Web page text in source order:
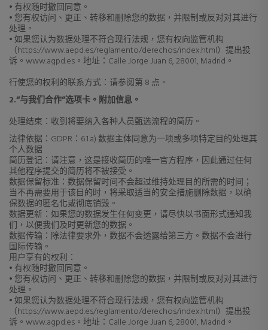
• 有权随时撤回同意。
• 您有权访问、更正、转移和删除您的数据，并限制或反对对其进行
处理。
• 如果您认为数据处理不符合现行法规，您有权向监管机构
（https://www.aepd.es/reglamento/derechos/index.html）提出投
诉。www.agpd.es。地址：Calle Jorge Juan 6, 28001, Madrid。
行使您的权利的联系方式：请参阅第 8 点。
2.“与我们合作”选项卡。附加信息。
处理结束：收到将要纳入各种人员甄选流程的简历。
法律依据：GDPR：6.1.a) 数据主体同意为一项或多项特定目的处理其
个人数据
简历登记：请注意，这是接收简历的唯一官方程序，因此通过任何
其他程序提交的简历将不被接受。
数据保留标准：数据保留时间不会超过维持处理目的所需的时间；
当不再需要用于该目的时，将采取适当的安全措施删除数据，以确
保数据的匿名化或彻底销毁。
数据更新：如果您的数据发生任何变更，请尽快以书面形式通知我
们，以便我们及时更新您的数据。
数据传输：除法律要求外，数据不会透露给第三方。数据不会进行
国际传输。
用户享有的权利：
• 有权随时撤回同意。
• 您有权访问、更正、转移和删除您的数据，并限制或反对对其进行
处理。
• 如果您认为数据处理不符合现行法规，您有权向监管机构
（https://www.aepd.es/reglamento/derechos/index.html）提出投
诉。www.agpd.es。地址：Calle Jorge Juan 6, 28001, Madrid。